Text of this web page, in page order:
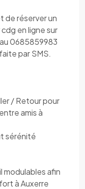
de réserver un
en ligne sur
0685859983
par SMS.
/ Retour pour
amis à
sérénité
modulables afin
à Auxerre